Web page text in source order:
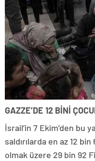
GAZZE’DE 12 BİNİ
İsrail’in 7 Ekim’den bu
saldırılarda en az 12 bin
olmak üzere 29 bin 92